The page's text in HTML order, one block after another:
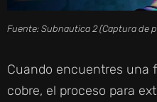
Fuente: Subnautica 2 (Captura de
Cuando encuentres una
cobre, el proceso para